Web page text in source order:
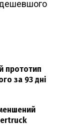
прототип
за 93 дні